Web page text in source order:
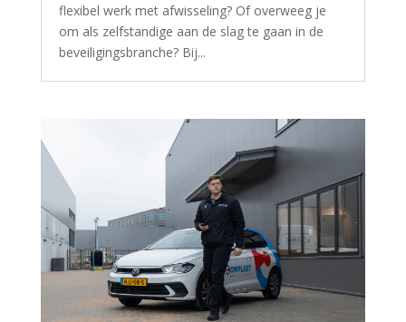
flexibel werk met afwisseling? Of overweeg je
om als zelfstandige aan de slag te gaan in de
beveiligingsbranche? Bij...